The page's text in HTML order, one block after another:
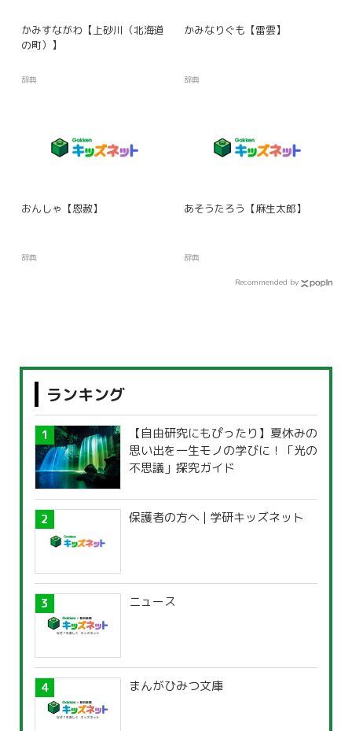
かみすながわ【上砂川（北海道
の町）】
辞典
かみなりぐも【雷雲】
辞典
おんしゃ【恩赦】
辞典
あそうたろう【麻生太郎】
辞典
Recommended by
ランキング
【自由研究にもぴったり】夏休みの
思い出を一生モノの学びに！「光の
不思議」探究ガイド
保護者の方へ | 学研キッズネット
ニュース
まんがひみつ文庫